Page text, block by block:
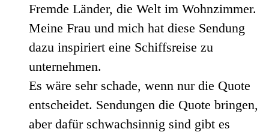
Fremde Länder, die Welt im Wohnzimmer.
Meine Frau und mich hat diese Sendung
dazu inspiriert eine Schiffsreise zu
unternehmen.
Es wäre sehr schade, wenn nur die Quote
entscheidet. Sendungen die Quote bringen,
aber dafür schwachsinnig sind gibt es